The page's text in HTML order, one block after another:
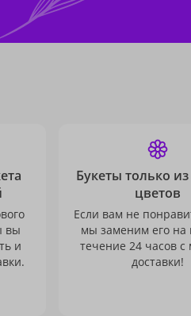
вы
и
Букеты только
цветов
Если вам не
мы заменим его на
течение 24 часов с
доставки!